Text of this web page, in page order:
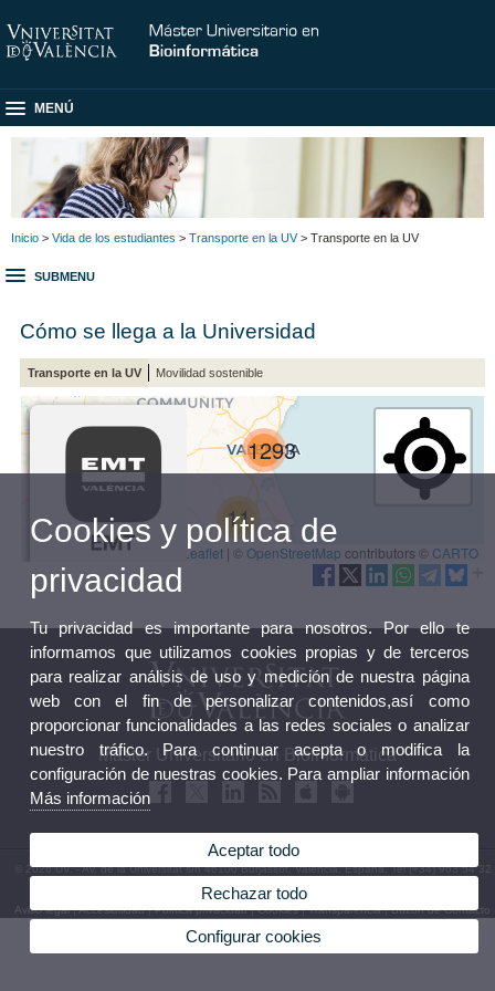
MENÚ
Inicio > Vida de los estudiantes > Transporte en la UV> Transporte en la UV
SUBMENU
Cómo se llega a la Universidad
Transporte en la UV Movilidad sostenible
Máster Universitario en Bioinformática
© 2026 UV. - Av. de la Universitat s/n 46100 Burjassot. Valencia. España. Tel (+34) 963 54 32
Aviso legal|Accesibilidad|Política privacidad|Cookies|Transparencia|Buzón de Contacto
Cookies y política de
privacidad
Tu privacidad es importante para nosotros. Por ello te
informamos que utilizamos cookies propias y de terceros
para realizar análisis de uso y medición de nuestra página
web con el fin de personalizar contenidos,así como
proporcionar funcionalidades a las redes sociales o analizar
nuestro tráfico. Para continuar acepta o modifica la
configuración de nuestras cookies. Para ampliar información
Más información
Aceptar todo
Rechazar todo
Configurar cookies